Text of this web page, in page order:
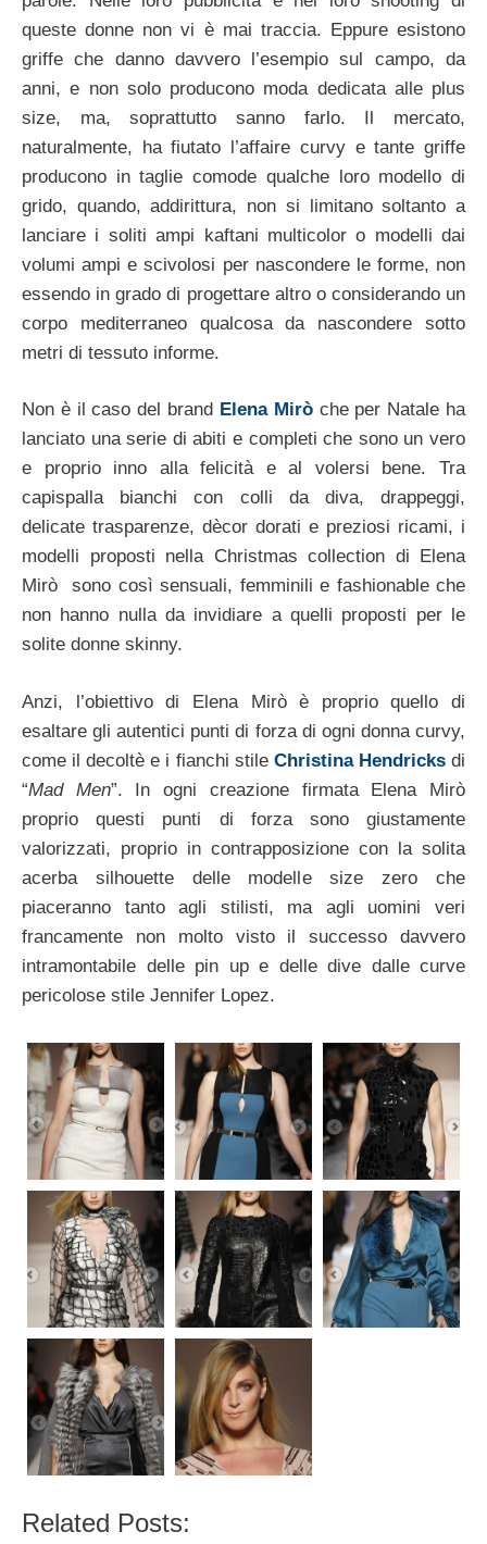
queste donne non vi è mai traccia. Eppure esistono
griffe che danno davvero l’esempio sul campo, da
anni, e non solo producono moda dedicata alle plus
size, ma, soprattutto sanno farlo. Il mercato,
naturalmente, ha fiutato l’affaire curvy e tante griffe
producono in taglie comode qualche loro modello di
grido, quando, addirittura, non si limitano soltanto a
lanciare i soliti ampi kaftani multicolor o modelli dai
volumi ampi e scivolosi per nascondere le forme, non
essendo in grado di progettare altro o considerando un
corpo mediterraneo qualcosa da nascondere sotto
metri di tessuto informe.
Non è il caso del brand Elena Miròche per Natale ha
lanciato una serie di abiti e completi che sono un vero
e proprio inno alla felicità e al volersi bene. Tra
capispalla bianchi con colli da diva, drappeggi,
delicate trasparenze, dècor dorati e preziosi ricami, i
modelli proposti nella Christmas collection di Elena
Mirò sono così sensuali, femminili e fashionable che
non hanno nulla da invidiare a quelli proposti per le
solite donne skinny.
Anzi, l’obiettivo di Elena Mirò è proprio quello di
esaltare gli autentici punti di forza di ogni donna curvy,
come il decoltè e i fianchi stile Christina Hendricksdi
“Mad Men”. In ogni creazione firmata Elena Mirò
proprio questi punti di forza sono giustamente
valorizzati, proprio in contrapposizione con la solita
acerba silhouette delle modelle size zero che
piaceranno tanto agli stilisti, ma agli uomini veri
francamente non molto visto il successo davvero
intramontabile delle pin up e delle dive dalle curve
pericolose stile Jennifer Lopez.
Related Posts: